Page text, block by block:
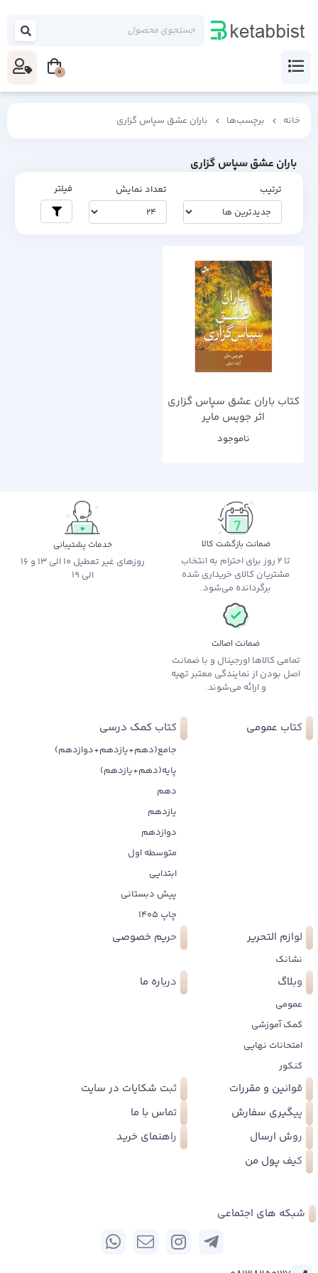
خانه برچسب‌ها باران عشق سپاس گزاری
باران عشق سپاس گزاری
ترتیب تعداد نمایش فیلتر
کتاب باران عشق سپاس گزاری
اثر جویس مایر
ناموجود
ضمانت بازگشت کالا
تا 2 روز برای احترام به انتخاب
مشتریان کالای خریداری شده
برگردانده می‌شود.
خدمات پشتیبانی
روزهای غیر تعطیل 10 الی 13 و 16
الی 19
ضمانت اصالت
تمامی کالاها اورجینال و با ضمانت
اصل بودن از نمایندگی معتبر تهیه
و ارائه می‌شوند.
کتاب عمومی کتاب کمک درسی
جامع(دهم+یازدهم+دوازدهم)
پایه(دهم+یازدهم)
دهم
یازدهم
دوازدهم
متوسطه اول
ابتدایی
پیش دبستانی
چاپ 1405
لوازم التحریر
نشانک
حریم خصوصی
وبلاگ
عمومی
کمک آموزشی
امتحانات نهایی
کنکور
درباره ما
قوانین و مقررات
ثبت شکایات در سایت
پیگیری سفارش
تماس با ما
روش ارسال
راهنمای خرید
کیف پول من
شبکه های اجتماعی
0